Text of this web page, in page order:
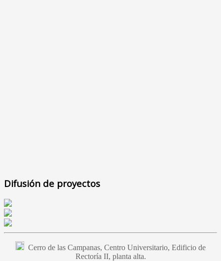
Difusión de proyectos
Cerro de las Campanas, Centro Universitario, Edificio de
Rectoría II, planta alta.